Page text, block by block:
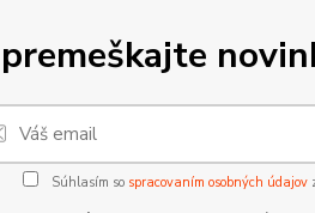
Súhlasím so spracovaním osobných údajov